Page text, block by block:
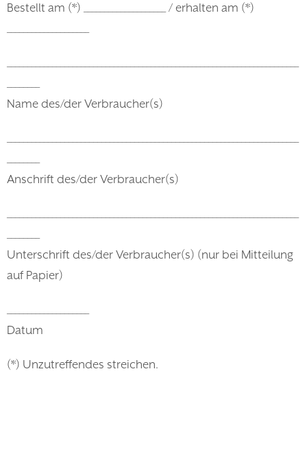
Bestellt am (*) ____________________ / erhalten am (*)
Name des/der Verbraucher(s)
Anschrift des/der Verbraucher(s)
Unterschrift des/der Verbraucher(s) (nur bei Mitteilung
auf Papier)
Datum
(*) Unzutreffendes streichen.